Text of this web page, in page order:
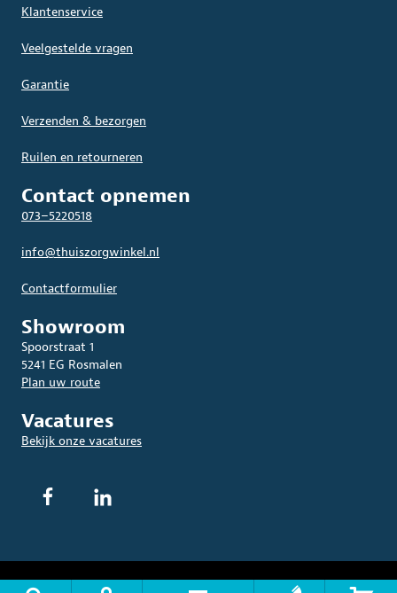
Klantenservice
Veelgestelde vragen
Garantie
Verzenden & bezorgen
Ruilen en retourneren
Contact opnemen
073–5220518
info@thuiszorgwinkel.nl
Contactformulier
Showroom
Spoorstraat 1
5241 EG Rosmalen
Plan uw route
Vacatures
Bekijk onze vacatures
© 2026 THUISZORGWINKEL.NL. Alle rechten voorbehouden. Algemene